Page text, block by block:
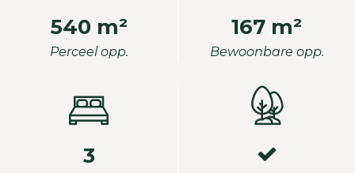
540 m²
Perceel opp.
167 m²
Bewoonbare opp.
3